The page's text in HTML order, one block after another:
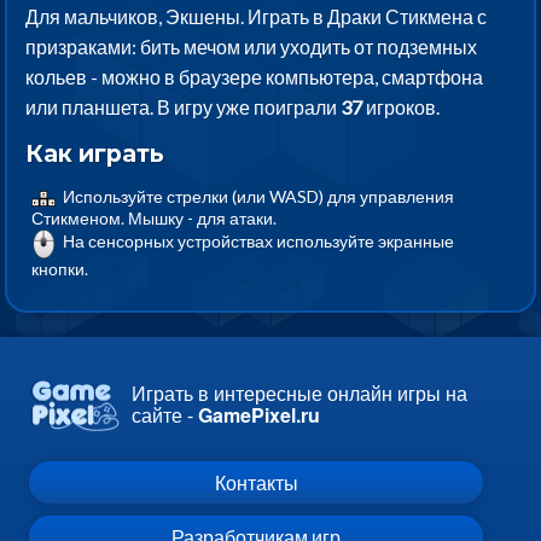
Для мальчиков, Экшены. Играть в Драки Стикмена с
призраками: бить мечом или уходить от подземных
кольев - можно в браузере компьютера, смартфона
или планшета. В игру уже поиграли 37игроков.
Как играть
Используйте стрелки (или WASD) для управления
Стикменом. Мышку - для атаки.
На сенсорных устройствах используйте экранные
кнопки.
Играть в интересные онлайн игры на
сайте -GamePixel.ru
Контакты
Разработчикам игр